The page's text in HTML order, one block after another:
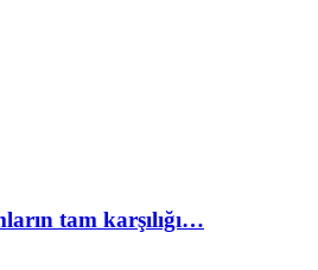
tam karşılığı…